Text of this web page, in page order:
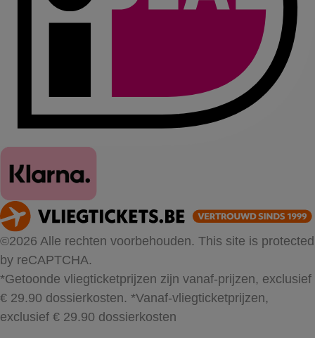
©2026 Alle rechten voorbehouden. This site is protected
by reCAPTCHA.
*Getoonde vliegticketprijzen zijn vanaf-prijzen, exclusief
€ 29.90 dossierkosten. *Vanaf-vliegticketprijzen,
exclusief € 29.90 dossierkosten